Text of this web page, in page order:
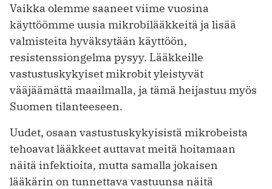
Vaikka olemme saaneet viime vuosina
käyttöömme uusia mikrobilääkkeitä ja lisää
valmisteita hyväksytään käyttöön,
resistenssiongelma pysyy. Lääkkeille
vastustuskykyiset mikrobit yleistyvät
vääjäämättä maailmalla, ja tämä heijastuu myös
Suomen tilanteeseen.
Uudet, osaan vastustuskykyisistä mikrobeista
tehoavat lääkkeet auttavat meitä hoitamaan
näitä infektioita, mutta samalla jokaisen
lääkärin on tunnettava vastuunsa näitä